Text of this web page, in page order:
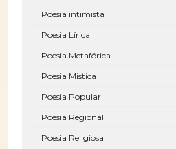
Poesia intimista
Poesia Lírica
Poesia Metafórica
Poesia Mistica
Poesia Popular
Poesia Regional
Poesia Religiosa